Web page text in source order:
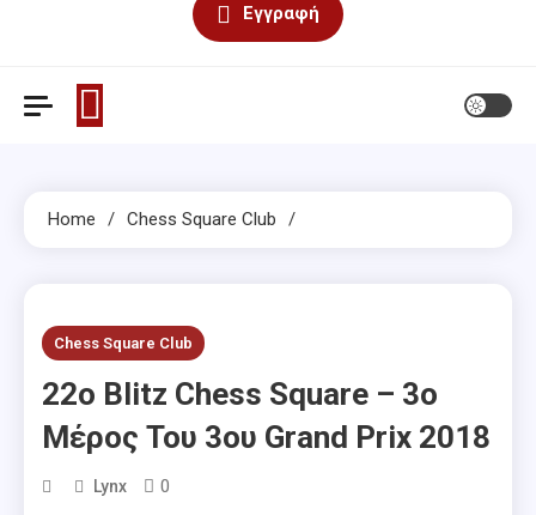
Εγγραφή
Home Chess Square Club
Chess Square Club
22o Blitz Chess Square – 3ο
Μέρος Του 3ου Grand Prix 2018
Lynx 0